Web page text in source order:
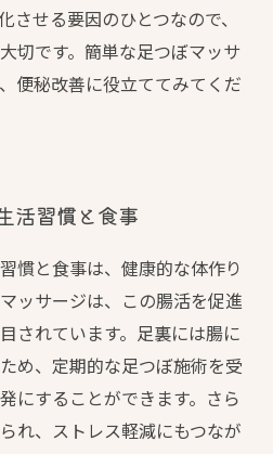
させる要因のひとつなので、
切です。簡単な足つぼマッサ
便秘改善に役立ててみてくだ
活習慣と食事
慣と食事は、健康的な体作り
ッサージは、この腸活を促進
されています。足裏には腸に
め、定期的な足つぼ施術を受
にすることができます。さら
れ、ストレス軽減にもつなが